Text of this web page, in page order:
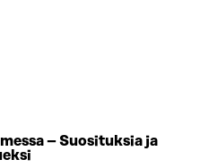
– Suosituksia ja